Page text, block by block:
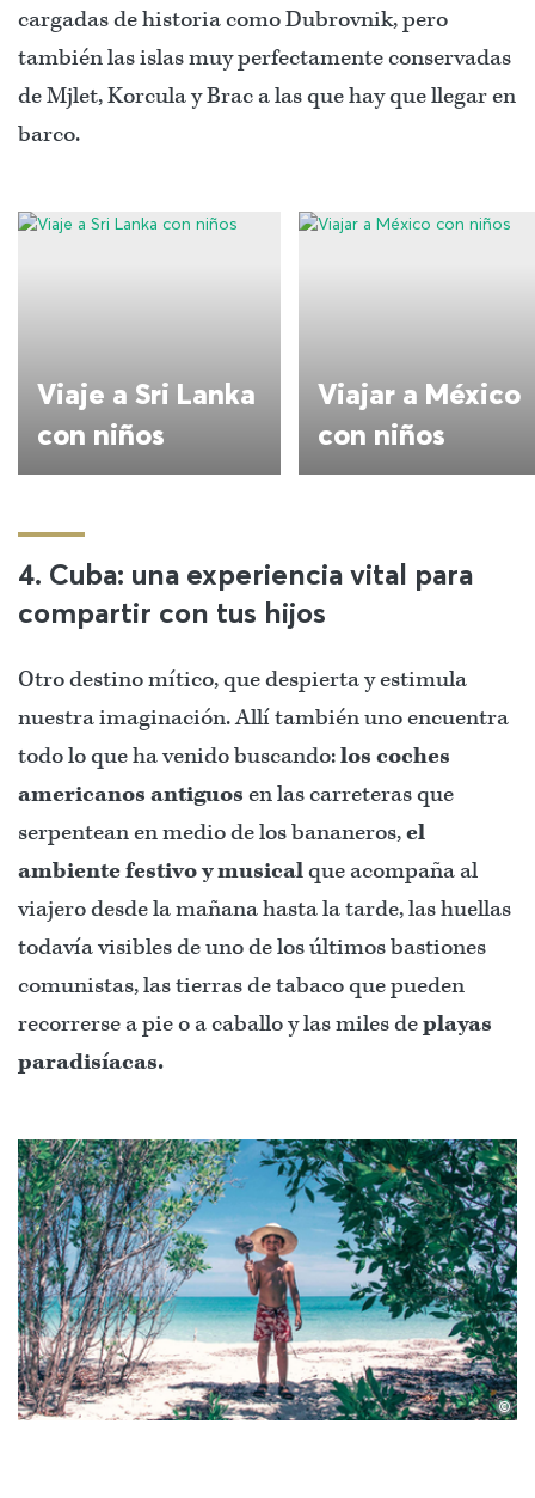
cargadas de historia como Dubrovnik, pero
también las islas muy perfectamente conservadas
de Mjlet, Korcula y Brac a las que hay que llegar en
barco.
Viaje a Sri Lanka
con niños
Viajar a México
con niños
4. Cuba: una experiencia vital para
compartir con tus hijos
Otro destino mítico, que despierta y estimula
nuestra imaginación. Allí también uno encuentra
todo lo que ha venido buscando:los coches
americanos antiguos en las carreteras que
serpentean en medio de los bananeros,el
ambiente festivo y musicalque acompaña al
viajero desde la mañana hasta la tarde, las huellas
todavía visibles de uno de los últimos bastiones
comunistas, las tierras de tabaco que pueden
recorrerse a pie o a caballo y las miles deplayas
paradisíacas.
©